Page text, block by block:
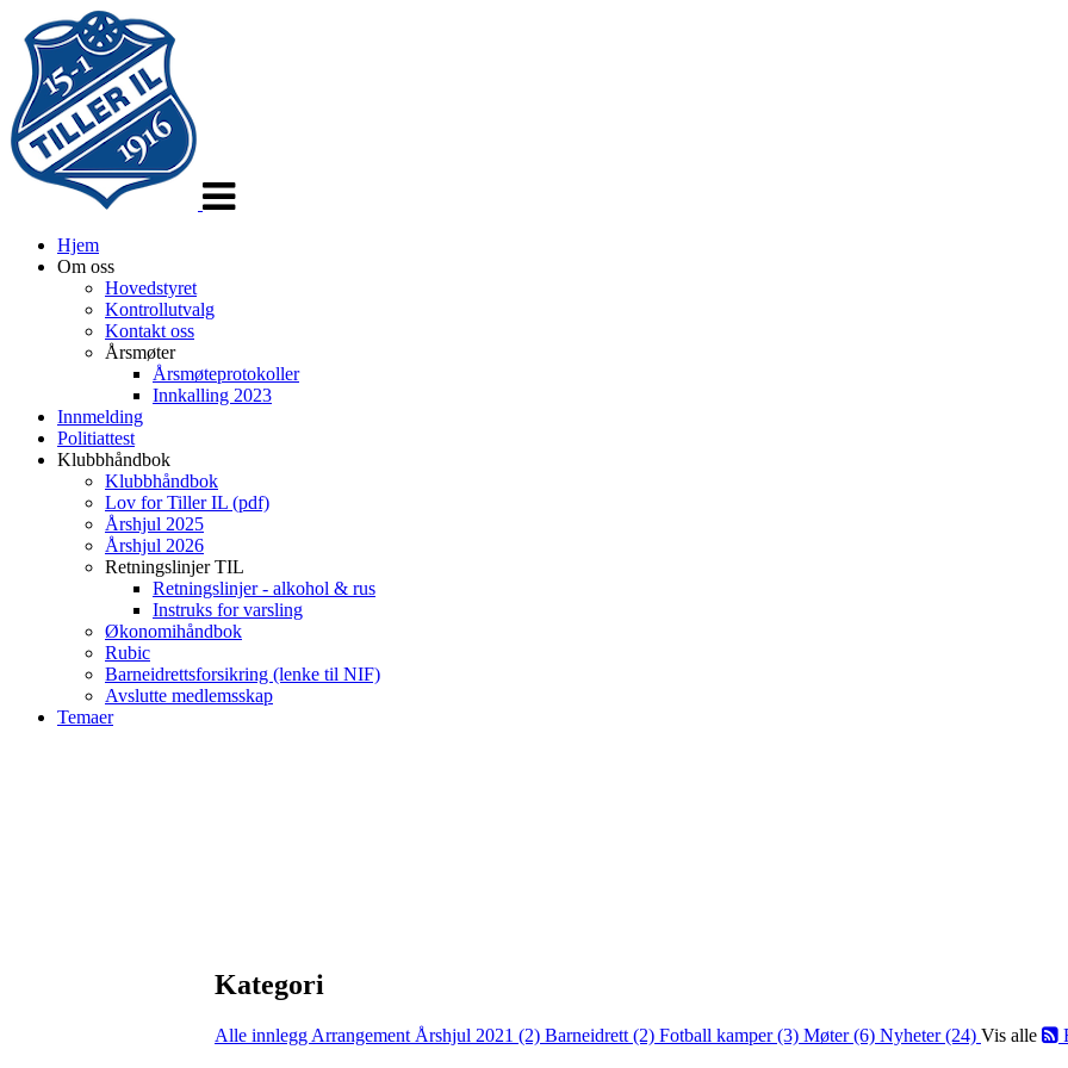
Hjem
Om oss
Hovedstyret
Kontrollutvalg
Kontakt oss
Årsmøter
Årsmøteprotokoller
Innkalling 2023
Innmelding
Politiattest
Klubbhåndbok
Klubbhåndbok
Lov for Tiller IL (pdf)
Årshjul 2025
Årshjul 2026
Retningslinjer TIL
Retningslinjer - alkohol & rus
Instruks for varsling
Økonomihåndbok
Rubic
Barneidrettsforsikring (lenke til NIF)
Avslutte medlemsskap
Temaer
Kategori
Alle innlegg Arrangement Årshjul 2021 (2) Barneidrett (2) Fotball kamper (3) Møter (6) Nyheter (24) Vis alle